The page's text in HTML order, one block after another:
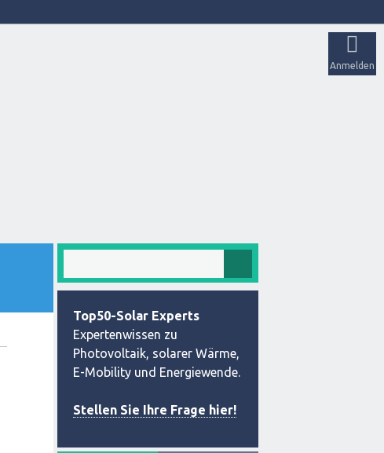
Anmelden
Top50-Solar Experts
Expertenwissen zu
Photovoltaik, solarer Wärme,
E-Mobility und Energiewende.
Stellen Sie Ihre Frage hier!